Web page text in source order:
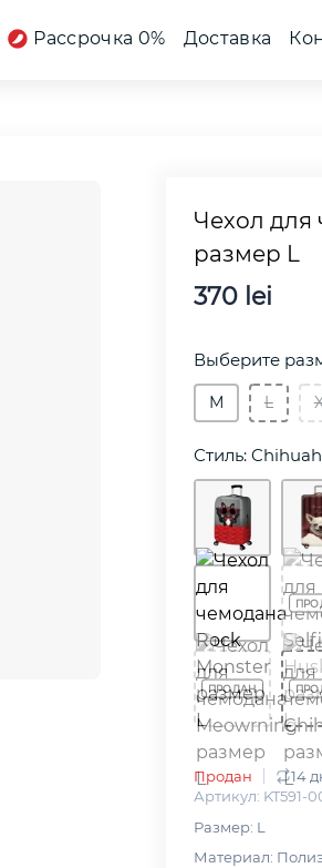
Рассрочка 0% Доставка
Чехол для
размер L
370 lei
Выберите
М L
Стиль:
Продан
14
Артикул: KT591-
Размер: L
Материал: